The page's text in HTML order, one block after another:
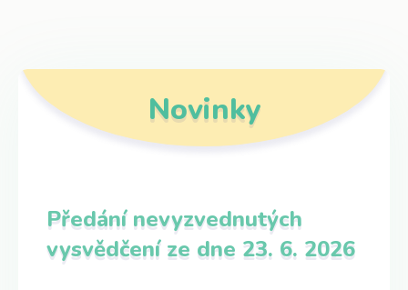
Novinky
Předání nevyzvednutých
vysvědčení ze dne 23. 6. 2026